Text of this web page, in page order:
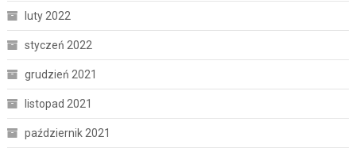
luty 2022
styczeń 2022
grudzień 2021
listopad 2021
październik 2021